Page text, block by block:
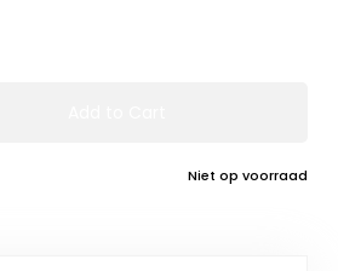
Niet op voorraad